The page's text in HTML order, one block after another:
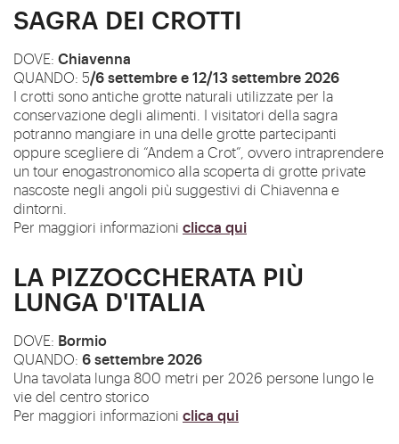
SAGRA DEI CROTTI
DOVE: Chiavenna
QUANDO: 5/6 settembre e 12/13 settembre 2026
I crotti sono antiche grotte naturali utilizzate per la
conservazione degli alimenti. I visitatori della sagra
potranno mangiare in una delle grotte partecipanti
oppure scegliere di “Andem a Crot”, ovvero intraprendere
un tour enogastronomico alla scoperta di grotte private
nascoste negli angoli più suggestivi di Chiavenna e
dintorni.
Per maggiori informazioni clicca qui
LA PIZZOCCHERATA PIÙ
LUNGA D'ITALIA
DOVE: Bormio
QUANDO: 6 settembre 2026
Una tavolata lunga 800 metri per 2026 persone lungo le
vie del centro storico
Per maggiori informazioni clica qui